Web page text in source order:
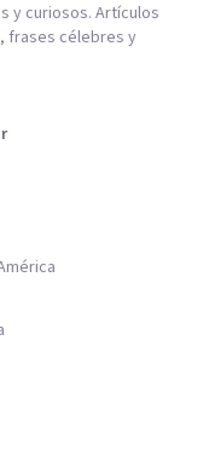
y curiosos. Artículos
frases célebres y